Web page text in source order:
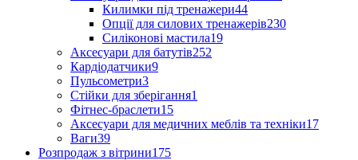
Килимки під тренажери44
Опції для силових тренажерів230
Силіконові мастила19
Аксесуари для батутів252
Кардіодатчики9
Пульсометри3
Стійки для зберігання1
Фітнес-браслети15
Аксесуари для медичних меблів та техніки17
Ваги39
Розпродаж з вітрини175